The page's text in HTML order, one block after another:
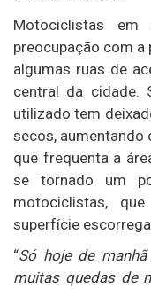
Motociclistas em
preocupação com
algumas ruas de
central da cidade.
utilizado tem
secos, aumentando
que frequenta a
se tornado um
motociclistas,
superfície
“Só hoje de
muitas quedas de